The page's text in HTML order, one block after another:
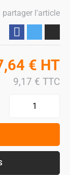
partager l'article
€ HT
9,17 € TTC